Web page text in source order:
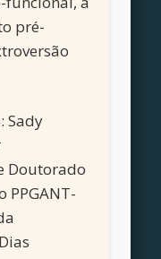
pré-
Sady
Doutorado
PPGANT-